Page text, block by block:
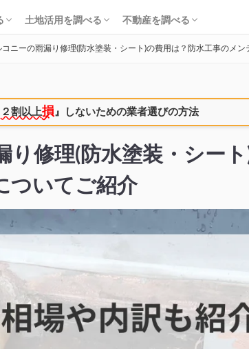
用を調べる
務店を調べる
べる
べる
調べる
土地活用を調べる
基礎知識を調べる
土地活用会社を調べる
利回り・初期費用を調べる
不動産を調べる
不動産売却を調べる
不動産購入を調べる
不動産投資を調べる
ニーの雨漏り修理(防水塗装・シート)の費用は？防水工事のメ
２割以上損』しないための業者選びの方法
修理(防水塗装・シー
ついてご紹介
用を調べる
務店を調べる
べる
べる
調べる基礎知識を調べる
土地活用会社を調べる
利回り・初期費用を調べる不動産売却を調べる
不動産購入を調べる
不動産投資を調べる